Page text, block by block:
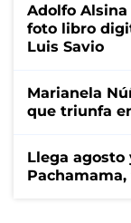
Adolfo
foto libro
Luis Savio
Marianela
que triunfa
Llega agosto